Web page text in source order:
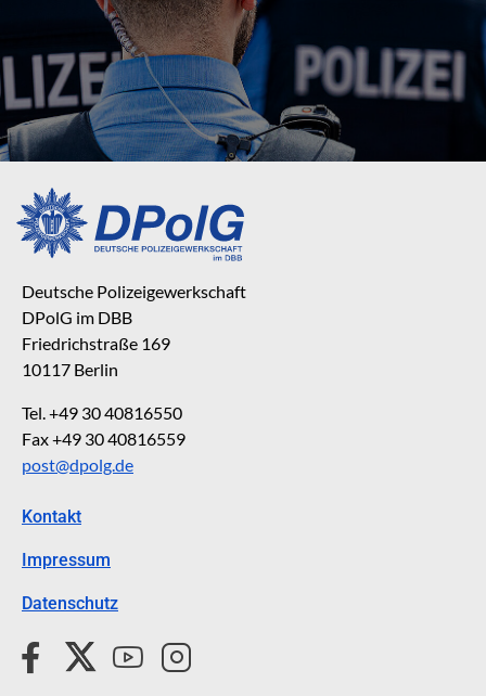
Deutsche Polizeigewerkschaft
DPolG im DBB
Friedrichstraße 169
10117 Berlin
Tel. +49 30 40816550
Fax +49 30 40816559
post@dpolg.de
Kontakt
Impressum
Datenschutz